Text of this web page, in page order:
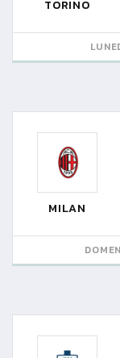
TORINO
MILAN